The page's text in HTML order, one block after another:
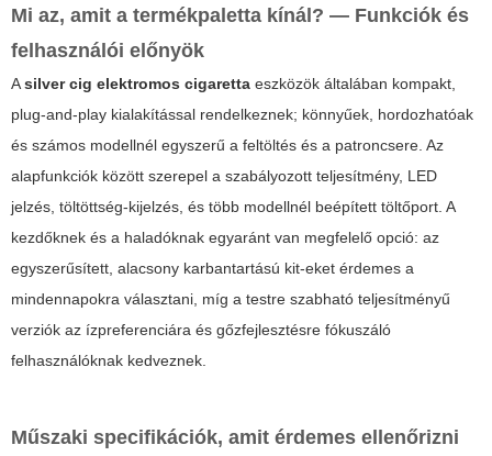
Mi az, amit a termékpaletta kínál? — Funkciók és
felhasználói előnyök
Asilver cig elektromos cigaretta eszközök általában kompakt,
plug-and-play kialakítással rendelkeznek; könnyűek, hordozhatóak
és számos modellnél egyszerű a feltöltés és a patroncsere. Az
alapfunkciók között szerepel a szabályozott teljesítmény, LED
jelzés, töltöttség-kijelzés, és több modellnél beépített töltőport. A
kezdőknek és a haladóknak egyaránt van megfelelő opció: az
egyszerűsített, alacsony karbantartású kit-eket érdemes a
mindennapokra választani, míg a testre szabható teljesítményű
verziók az ízpreferenciára és gőzfejlesztésre fókuszáló
felhasználóknak kedveznek.
Műszaki specifikációk, amit érdemes ellenőrizni